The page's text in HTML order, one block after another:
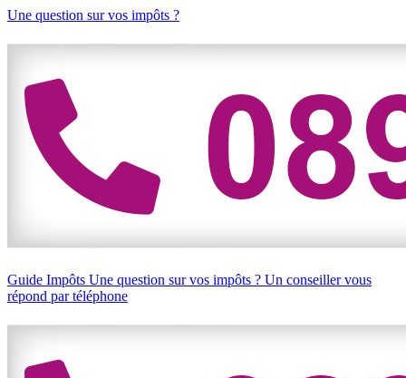
Une question sur vos impôts ?
Guide Impôts Une question sur vos impôts ? Un conseiller vous
répond par téléphone